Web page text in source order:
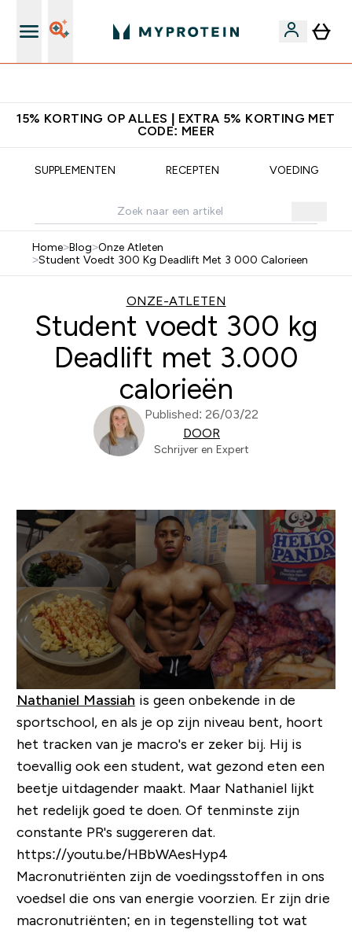
15% KORTING OP ALLES | EXTRA 5% KORTING MET
CODE: MEER
SUPPLEMENTEN RECEPTEN VOEDING
Home>Blog>Onze Atleten
>Student Voedt 300 Kg Deadlift Met 3 000 Calorieen
ONZE-ATLETEN
Student voedt 300 kg
Deadlift met 3.000
calorieën
Published: 26/03/22
DOOR
Schrijver en Expert
Nathaniel Massiah is geen onbekende in de
sportschool, en als je op zijn niveau bent, hoort
het trackenvan je macro's er zeker bij. Hij is
toevallig ook een student, wat gezond eten een
beetje uitdagender maakt. Maar Nathaniel lijkt
het redelijk goed te doen. Of tenminste zijn
constante PR's suggereren dat.
https://youtu.be/HBbWAesHyp4
Macronutriënten zijn de voedingsstoffen in ons
voedsel die ons van energie voorzien. Er zijn drie
macronutriënten; en in tegenstelling tot wat